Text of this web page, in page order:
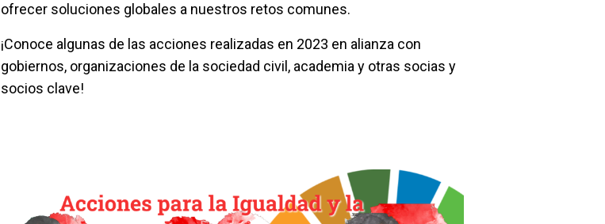
ofrecer soluciones globales a nuestros retos comunes.
¡Conoce algunas de las acciones realizadas en 2023 en alianza con
gobiernos, organizaciones de la sociedad civil, academia y otras socias y
socios clave!